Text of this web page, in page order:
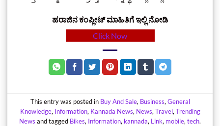
ಹರಾಜಿನ ಕಂಪ್ಲೀಟ್‌ ಮಾಹಿತಿಗೆ ಇಲ್ಲಿ ನೋಡಿ
Click Now
This entry was posted in Buy And Sale, Business,General
Knowledge, Information, Kannada News, News,Travel,Trending
News and tagged Bikes, Information, kannada, Link, mobile,tech.